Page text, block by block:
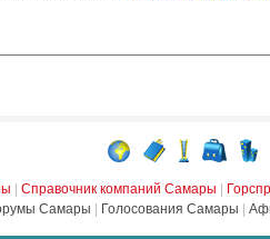
Справочник компаний Самары
Самары Голосования Самары